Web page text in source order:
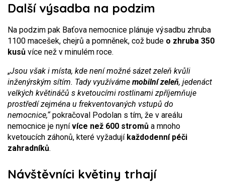
Další výsadba na podzim
Na podzim pak Baťova nemocnice plánuje výsadbu zhruba
1100 macešek, chejrů a pomněnek, což bude o zhruba 350
kusů více než v minulém roce.
„Jsou však i místa, kde není možné sázet zeleň kvůli
inženýrským sítím. Tady využíváme mobilní zeleň, jedenáct
velkých květináčů s kvetoucími rostlinami zpříjemňuje
prostředí zejména u frekventovaných vstupů do
nemocnice,“pokračoval Podolan s tím, že v areálu
nemocnice je nynívíce než 600 stromů a mnoho
kvetoucích záhonů, které vyžadují každodenní péči
zahradníků.
Návštěvníci květiny trhají